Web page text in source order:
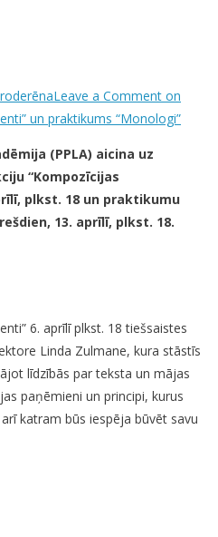
Leave a Comment on
un praktikums “Monologi”
(PPLA) aicina uz
“Kompozīcijas
plkst. 18 un praktikumu
13. aprīlī, plkst. 18.
6. aprīlī plkst. 18 tiešsaistes
Linda Zulmane, kura stāstīs
līdzībās par teksta un mājas
paņēmieni un principi, kurus
katram būs iespēja būvēt savu